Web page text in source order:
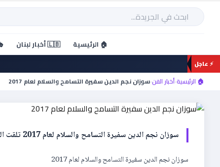
تخطي
المحتوى
بحث
🏠 الرئيسية 🇱🇧 أخبار لبنان
⚡ عاجل
🏠 الرئيسية›أخبار الفن›سوزان نجم الدين سفيرة التسامح والسلام لعام 2017
سوزان نجم الدين سفيرة
سوزان نجم الدين سفيرة التسامح والسلام لعام 2017 تلقت النجمة السورية سوزان نجم الدين، دعوة خاصة من “منظمة التسامح والسلام” […]
سوزان نجم الدين سفيرة التسامح والسلام لعام 2017